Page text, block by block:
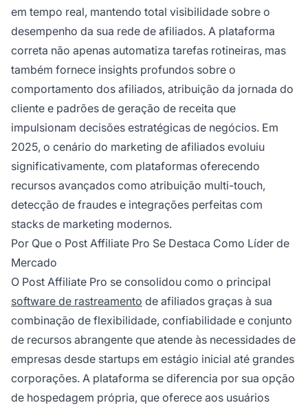
em tempo real, mantendo total visibilidade sobre o
desempenho da sua rede de afiliados. A plataforma
correta não apenas automatiza tarefas rotineiras, mas
também fornece insights profundos sobre o
comportamento dos afiliados, atribuição da jornada do
cliente e padrões de geração de receita que
impulsionam decisões estratégicas de negócios. Em
2025, o cenário do marketing de afiliados evoluiu
significativamente, com plataformas oferecendo
recursos avançados como atribuição multi-touch,
detecção de fraudes e integrações perfeitas com
stacks de marketing modernos.
Por Que o Post Affiliate Pro Se Destaca Como Líder de
Mercado
O Post Affiliate Pro se consolidou como o principal
software de rastreamento de afiliados graças à sua
combinação de flexibilidade, confiabilidade e conjunto
de recursos abrangente que atende às necessidades de
empresas desde startups em estágio inicial até grandes
corporações. A plataforma se diferencia por sua opção
de hospedagem própria, que oferece aos usuários